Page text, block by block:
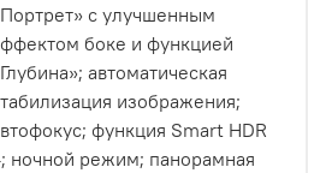
с улучшенным
боке и функцией
автоматическая
изображения;
функция Smart HDR
ночной режим; панорамная